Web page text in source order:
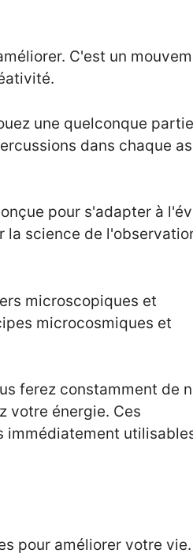
C'est un
une quelconque
dans chaque
pour s'adapter à
la science de
microscopiques et
microcosmiques et
ferez constamment de
votre énergie. Ces
immédiatement
pour améliorer votre vie.